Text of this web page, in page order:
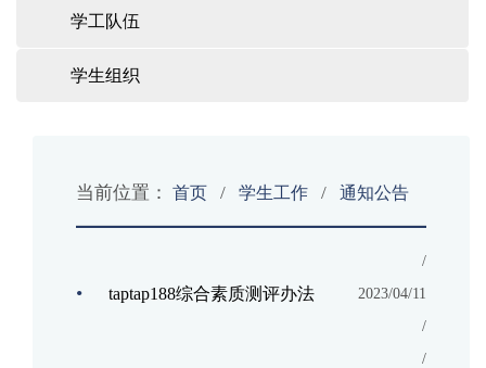
学工队伍
学生组织
当前位置： 首页 / 学生工作 / 通知公告
• taptap188综合素质测评办法
/
2023/04/11
/
/